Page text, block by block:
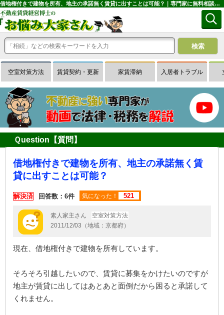
借地権付きで建物を所有、地主の承諾無く賃貸に出すことは可能？｜専門家に無料相談できる賃貸経営Ｑ＆Ａサイトはお悩み大家さん
空室対策方法 賃貸契約・更新 家賃滞納 入居者トラブル
Ｑuestion【質問】
借地権付きで建物を所有、地主の承諾無く賃
貸に出すことは可能？
解決済 回答数：6件 気になった！ 521
素人家主さん
空室対策方法
2011/12/03（地域：京都府）
現在、借地権付きで建物を所有しています。
そろそろ引越したいので、賃貸に募集をかけたいのですが
地主が賃貸に出してはあとあと面倒だから困ると承諾して
くれません。